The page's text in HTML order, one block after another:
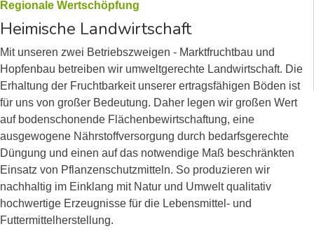
Regionale Wertschöpfung
Heimische Landwirtschaft
Mit unseren zwei Betriebszweigen - Marktfruchtbau und
Hopfenbau betreiben wir umweltgerechte Landwirtschaft. Die
Erhaltung der Fruchtbarkeit unserer ertragsfähigen Böden ist
für uns von großer Bedeutung. Daher legen wir großen Wert
auf bodenschonende Flächenbewirtschaftung, eine
ausgewogene Nährstoffversorgung durch bedarfsgerechte
Düngung und einen auf das notwendige Maß beschränkten
Einsatz von Pflanzenschutzmitteln. So produzieren wir
nachhaltig im Einklang mit Natur und Umwelt qualitativ
hochwertige Erzeugnisse für die Lebensmittel- und
Futtermittelherstellung.